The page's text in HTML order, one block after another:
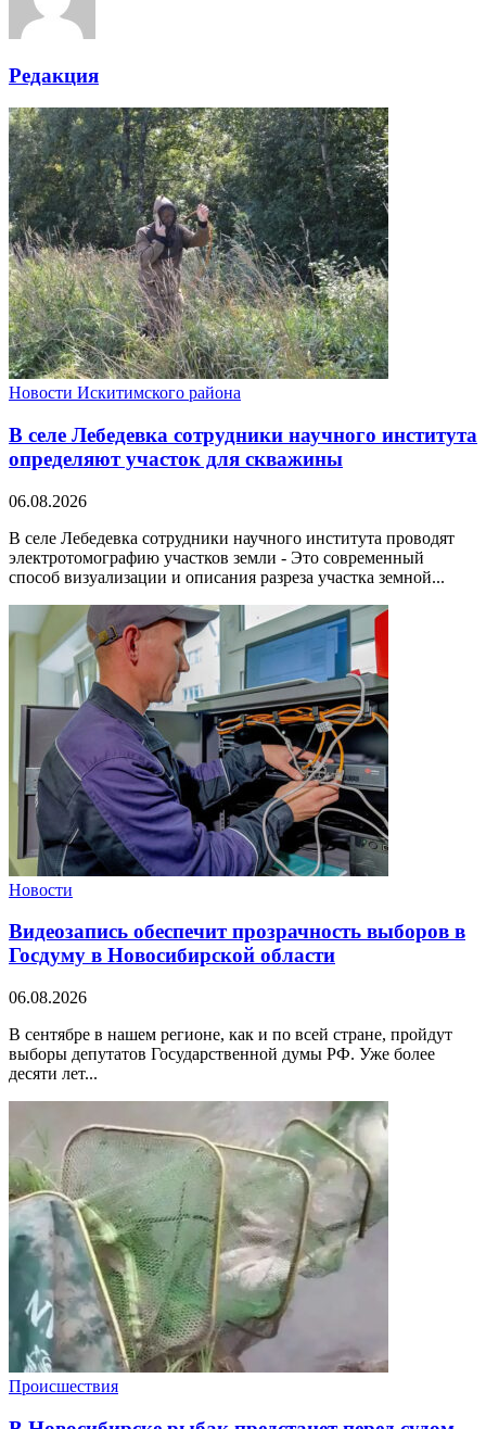
Редакция
Новости Искитимского района
В селе Лебедевка сотрудники научного института
определяют участок для скважины
06.08.2026
В селе Лебедевка сотрудники научного института проводят
электротомографию участков земли - Это современный
способ визуализации и описания разреза участка земной...
Новости
Видеозапись обеспечит прозрачность выборов в
Госдуму в Новосибирской области
06.08.2026
В сентябре в нашем регионе, как и по всей стране, пройдут
выборы депутатов Государственной думы РФ. Уже более
десяти лет...
Происшествия